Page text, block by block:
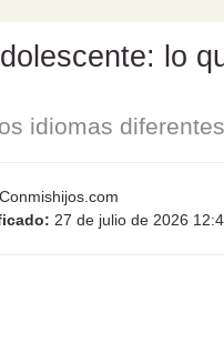
lo
idiomas
27 de julio de 2026